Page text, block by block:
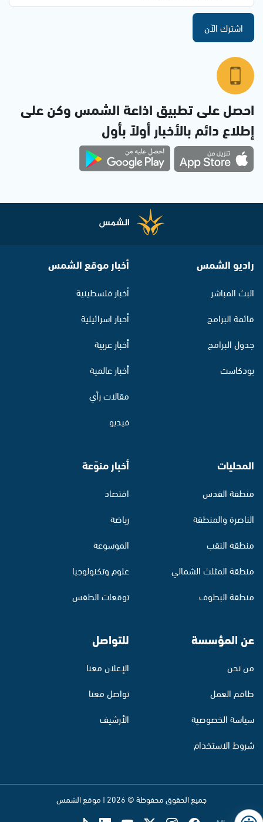
اشترك الآن
احصل على تطبيق اذاعة الشمس وكن على
إطلاع دائم بالأخبار أولاً بأول
راديو الشمس
البث المباشر
قائمة البرامج
جدول البرامج
بودكاست
أخبار موقع الشمس
أخبار فلسطينية
أخبار اسرائيلية
أخبار عربية
أخبار عالمية
مقالات رأي
فيديو
المحليات
منطقة القدس
الناصرة والمنطقة
منطقة النقب
منطقة المثلث الشمالي
منطقة البطوف
أخبار منوّعة
اقتصاد
رياضة
الموسوعة
علوم وتكنولوجيا
توقعات الطقس
عن المؤسسة
من نحن
طاقم العمل
سياسة الخصوصية
شروط الاستخدام
للتواصل
الإعلان معنا
تواصل معنا
الأرشيف
جميع الحقوق محفوظة © 2026 | موقع الشمس